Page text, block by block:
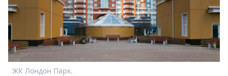
Metro
Стримы
Спецпроекты
Звезды
Выборы
2026
ЖК Лондон Парк.